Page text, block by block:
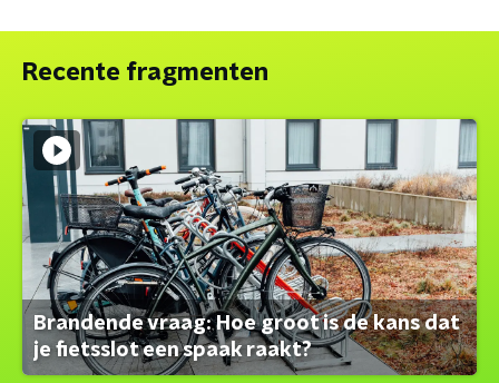
Recente fragmenten
Brandende vraag: Hoe groot is de kans dat
je fietsslot een spaak raakt?